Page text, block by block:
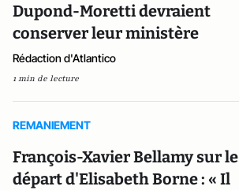
Dupond-Moretti devraient
conserver leur ministère
Rédaction d'Atlantico
1 min de lecture
REMANIEMENT
François-Xavier Bellamy sur le
départ d'Elisabeth Borne : « Il